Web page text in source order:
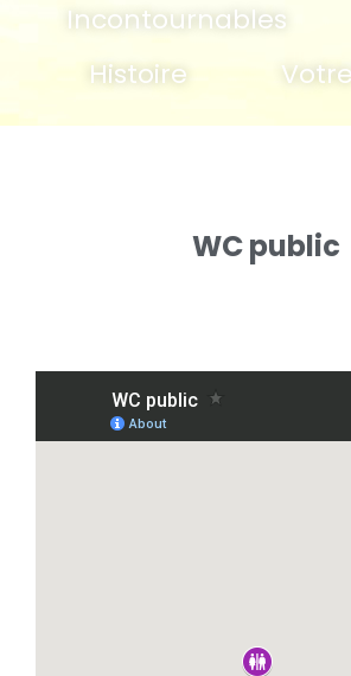
Incontournables
Histoire
WC public